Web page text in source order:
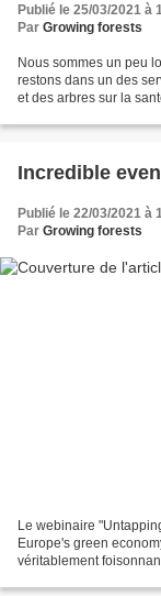
Publié le 25/03/2021 à
Par Growing forests
Nous sommes un peu
restons dans un des
et des arbres sur la
Incredible
Publié le 22/03/2021 à
Par Growing forests
Le webinaire
Europe's green
véritablement